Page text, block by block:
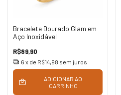
Bracelete Dourado Glam em
Aço Inoxidável
R$89,90
6 x de R$14,98 sem juros
ADICIONAR AO
CARRINHO